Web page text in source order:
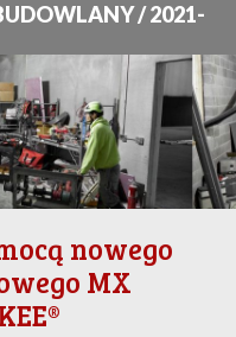
/ 2021-
nowego
MX